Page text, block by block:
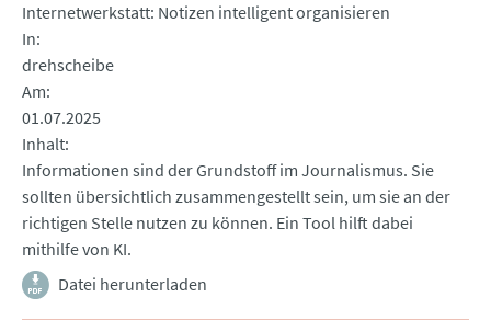
Internetwerkstatt: Notizen intelligent organisieren
In
drehscheibe
Am
01.07.2025
Inhalt
Informationen sind der Grundstoff im Journalismus. Sie
sollten übersichtlich zusammengestellt sein, um sie an der
richtigen Stelle nutzen zu können. Ein Tool hilft dabei
mithilfe von KI.
Datei herunterladen